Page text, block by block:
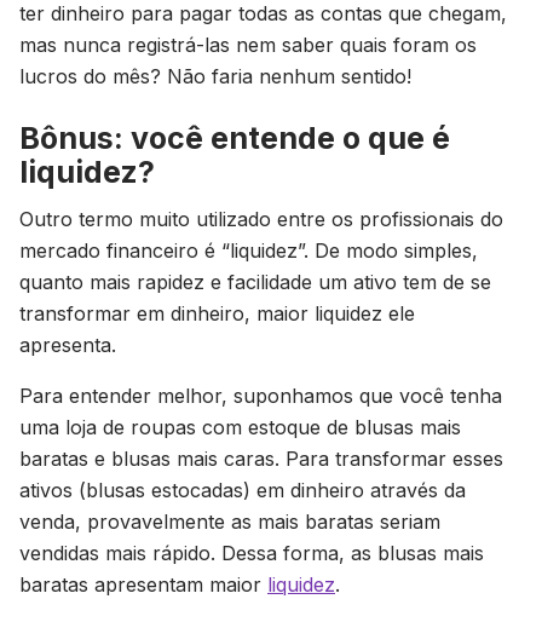
ter dinheiro para pagar todas as contas que chegam,
mas nunca registrá-las nem saber quais foram os
lucros do mês? Não faria nenhum sentido!
Bônus: você entende o que é
liquidez?
Outro termo muito utilizado entre os profissionais do
mercado financeiro é “liquidez”. De modo simples,
quanto mais rapidez e facilidade um ativo tem de se
transformar em dinheiro, maior liquidez ele
apresenta.
Para entender melhor, suponhamos que você tenha
uma loja de roupas com estoque de blusas mais
baratas e blusas mais caras. Para transformar esses
ativos (blusas estocadas) em dinheiro através da
venda, provavelmente as mais baratas seriam
vendidas mais rápido. Dessa forma, as blusas mais
baratas apresentam maior liquidez.